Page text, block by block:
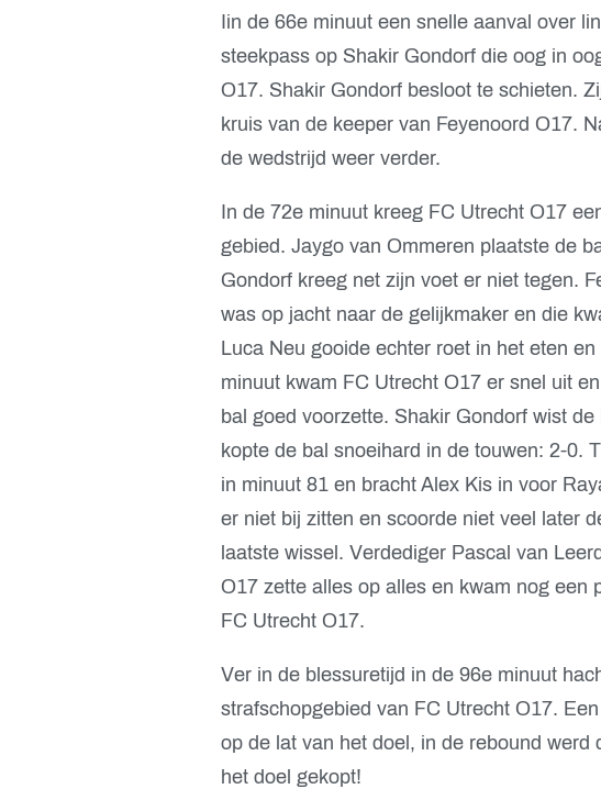
Iin de 66e minuut een snelle aanval over
steekpass op Shakir Gondorf die oog in
O17. Shakir Gondorf besloot te schieten.
kruis van de keeper van Feyenoord O17.
de wedstrijd weer verder.
In de 72e minuut kreeg FC Utrecht O17
gebied. Jaygo van Ommeren plaatste de
Gondorf kreeg net zijn voet er niet tegen.
was op jacht naar de gelijkmaker en die
Luca Neu gooide echter roet in het eten
minuut kwam FC Utrecht O17 er snel uit
bal goed voorzette. Shakir Gondorf wist
kopte de bal snoeihard in de touwen: 2-0.
in minuut 81 en bracht Alex Kis in voor
er niet bij zitten en scoorde niet veel later
laatste wissel. Verdediger Pascal van
O17 zette alles op alles en kwam nog een
FC Utrecht O17.
Ver in de blessuretijd in de 96e minuut
strafschopgebied van FC Utrecht O17.
op de lat van het doel, in de rebound werd
het doel gekopt!